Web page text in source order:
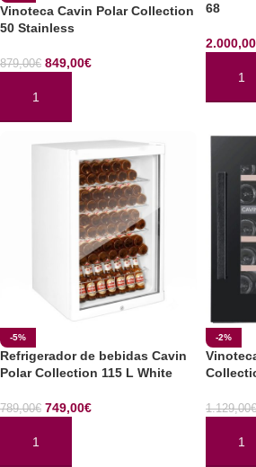
Vinoteca Cavin Polar Collection
50 Stainless
879,00€ 849,00€
AÑADIR AL CARRITO
68
2.000,00
-5%
Refrigerador de bebidas Cavin
Polar Collection 115 L White
789,00€ 749,00€
AÑADIR AL CARRITO
-2%
1.129,00€